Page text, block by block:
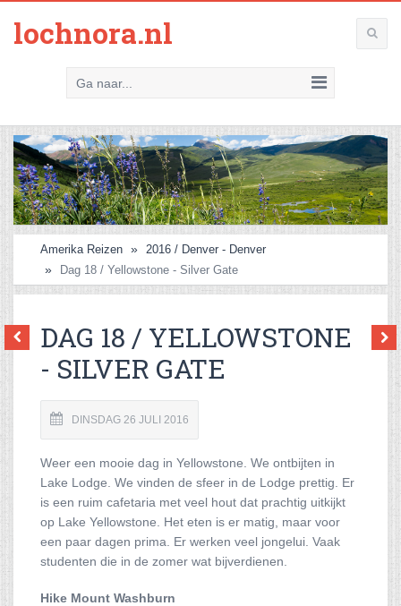
lochnora.nl
Ga naar...
Amerika Reizen
2016 / Denver - Denver
Dag 18 / Yellowstone - Silver Gate
DAG 18 / YELLOWSTONE
- SILVER GATE
DINSDAG 26 JULI 2016
Weer een mooie dag in Yellowstone. We ontbijten in
Lake Lodge. We vinden de sfeer in de Lodge prettig. Er
is een ruim cafetaria met veel hout dat prachtig uitkijkt
op Lake Yellowstone. Het eten is er matig, maar voor
een paar dagen prima. Er werken veel jongelui. Vaak
studenten die in de zomer wat bijverdienen.
Hike Mount Washburn